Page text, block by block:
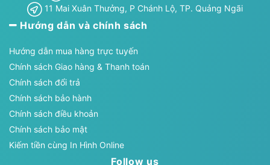
11 Mai Xuân Thưởng, P Chánh Lộ, TP. Quảng Ngãi
Hướng dẫn và chính sách
Hướng dẫn mua hàng trực tuyến
Chính sách Giao hàng & Thanh toán
Chính sách đổi trả
Chính sách bảo hành
Chính sách điều khoản
Chính sách bảo mật
Kiếm tiền cùng In Hình Online
Follow us